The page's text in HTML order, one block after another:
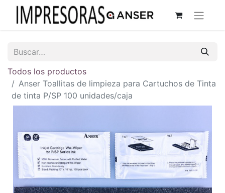
Todos los productos
Anser Toallitas de limpieza para Cartuchos de Tinta
de tinta P/SP 100 unidades/caja